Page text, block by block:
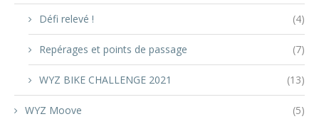
Défi relevé ! (4)
Repérages et points de passage (7)
WYZ BIKE CHALLENGE 2021 (13)
WYZ Moove (5)